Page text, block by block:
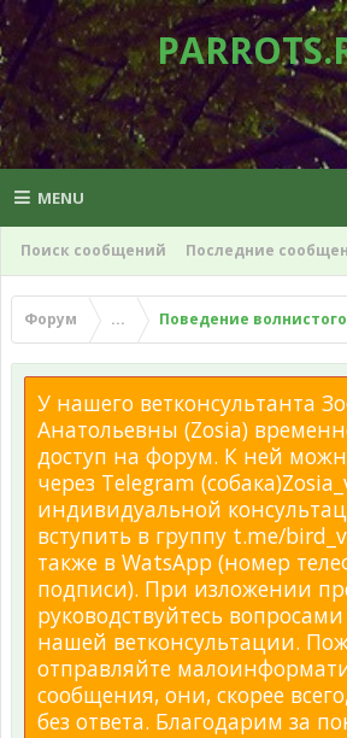
MENU
Поиск сообщений Последние
Форум ... Поведение волнистого
У нашего ветконсультанта
Анатольевны (Zosia)
доступ на форум. К ней
через Telegram
индивидуальной
вступить в группу t.me/
также в WatsApp (номер
подписи). При изложении
руководствуйтесь
нашей ветконсультации.
отправляйте
сообщения, они, скорее
без ответа. Благодарим за